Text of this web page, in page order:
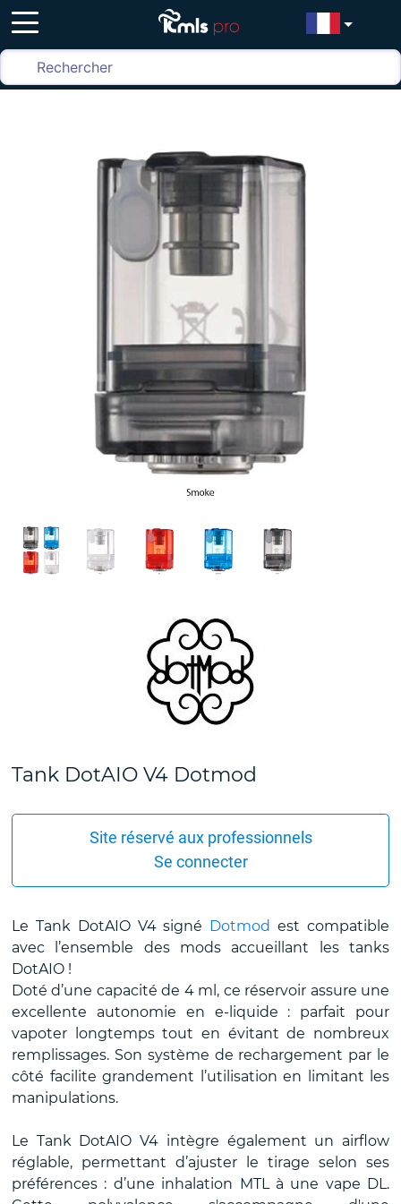
Tank DotAIO V4 Dotmod
Site réservé aux professionnels
Se connecter
Le Tank DotAIO V4 signé Dotmod est compatible
avec l’ensemble des mods accueillant les tanks
DotAIO !
Doté d’une capacité de 4 ml, ce réservoir assure une
excellente autonomie en e-liquide : parfait pour
vapoter longtemps tout en évitant de nombreux
remplissages. Son système de rechargement par le
côté facilite grandement l’utilisation en limitant les
manipulations.
Le Tank DotAIO V4 intègre également un airflow
réglable, permettant d’ajuster le tirage selon ses
préférences : d’une inhalation MTL à une vape DL.